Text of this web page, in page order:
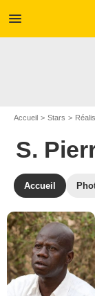
menu
Accueil Stars
S.
Accueil